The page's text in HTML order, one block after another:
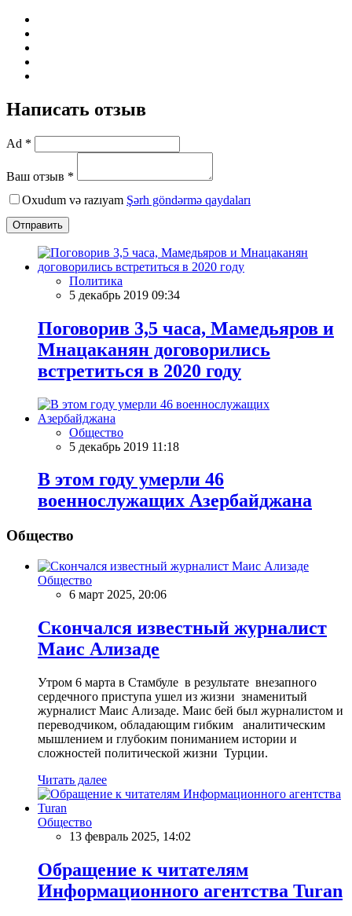
Написать отзыв
Ad *
Ваш отзыв *
Oxudum və razıyam Şərh göndərmə qaydaları
Отправить
Политика
5 декабрь 2019 09:34
Поговорив 3,5 часа, Мамедьяров и
Мнацаканян договорились
встретиться в 2020 году
Общество
5 декабрь 2019 11:18
В этом году умерли 46
военнослужащих Азербайджана
Общество
Общество
6 март 2025, 20:06
Скончался известный журналист
Маис Ализаде
Утром 6 марта в Стамбуле в результате внезапного
сердечного приступа ушел из жизни знаменитый
журналист Маис Ализаде. Маис бей был журналистом и
переводчиком, обладающим гибким аналитическим
мышлением и глубоким пониманием истории и
сложностей политической жизни Турции.
Читать далее
Общество
13 февраль 2025, 14:02
Обращение к читателям
Информационного агентства Turan